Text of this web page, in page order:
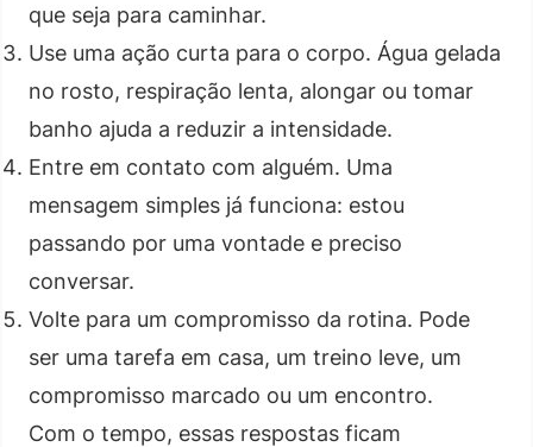
que seja para caminhar.
Use uma ação curta para o corpo. Água gelada
no rosto, respiração lenta, alongar ou tomar
banho ajuda a reduzir a intensidade.
Entre em contato com alguém. Uma
mensagem simples já funciona: estou
passando por uma vontade e preciso
conversar.
Volte para um compromisso da rotina. Pode
ser uma tarefa em casa, um treino leve, um
compromisso marcado ou um encontro.
Com o tempo, essas respostas ficam